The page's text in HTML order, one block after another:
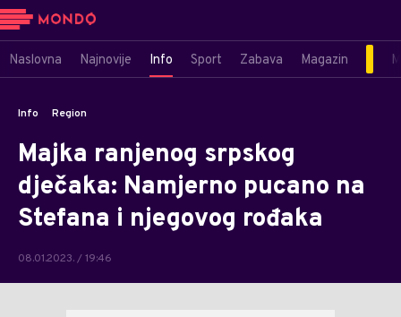
Naslovna Najnovije Info Sport Zabava Magazin
Info Region
Majka ranjenog srpskog
dječaka: Namjerno pucano na
Stefana i njegovog rođaka
08.01.2023. / 19:46